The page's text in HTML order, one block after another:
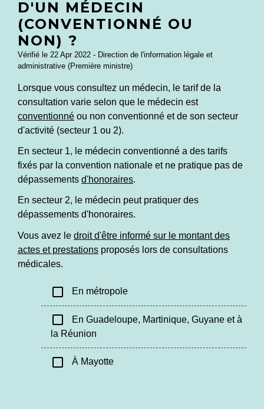
D'UN MÉDECIN
(CONVENTIONNÉ OU
NON) ?
Vérifié le 22 Apr 2022 - Direction de l'information légale et
administrative (Première ministre)
Lorsque vous consultez un médecin, le tarif de la
consultation varie selon que le médecin est
conventionné ou non conventionné et de son secteur
d'activité (secteur 1 ou 2).
En secteur 1, le médecin conventionné a des tarifs
fixés par la convention nationale et ne pratique pas de
dépassements d'honoraires.
En secteur 2, le médecin peut pratiquer des
dépassements d'honoraires.
Vous avez le droit d'être informé sur le montant des
actes et prestations proposés lors de consultations
médicales.
check_box_outline_blank En métropole
check_box_outline_blank
En Guadeloupe, Martinique, Guyane et à
la Réunion
check_box_outline_blank À Mayotte